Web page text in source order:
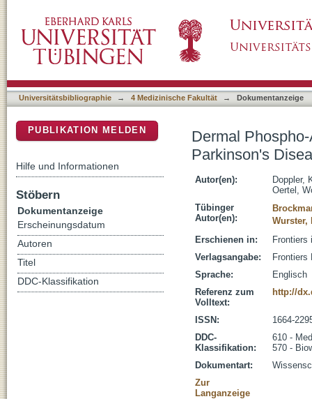
of the Glucocerebrosidase Gene
Universitätsbibliographie → 4 Medizinische Fakultät → Dokumentanzeige
Dermal
Parkinson's
Autor(en):
Doppler,
Oertel,
Tübinger
Autor(en):
Wurster,
Erschienen in:
Frontiers
Verlagsangabe:
Frontiers
Sprache:
Englisch
Referenz zum
Volltext:
http://
ISSN:
1664-
DDC-
Klassifikation:
610 -
570 -
Dokumentart:
Zur
Langanzeige
PUBLIKATION MELDEN
Hilfe und Informationen
Stöbern
Dokumentanzeige
Erscheinungsdatum
Autoren
Titel
DDC-Klassifikation